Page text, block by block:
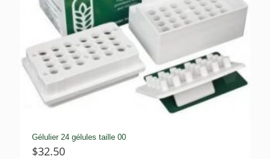
Gélulier 24 gélules taille 00
$32.50